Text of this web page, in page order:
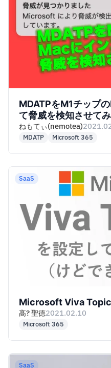
MDATPをM1チップ
て脅威を検知させて
ねもてぃ(nemotea)
MDATP Microsoft 365
SaaS
Microsoft Viva
髙? 聖德2021.02.10
Microsoft 365
SaaS